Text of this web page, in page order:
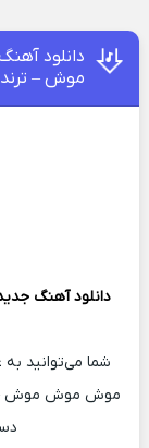
دانلود
موش – ترند
دانلود آهنگ
شما می‌توانید
موش موش موش –